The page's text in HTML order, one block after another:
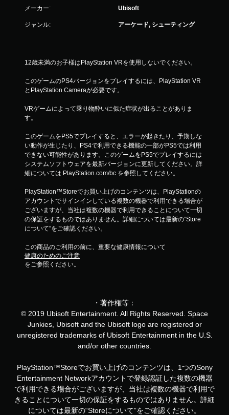
メーカー: Ubisoft
ジャンル: アーケード, シューティング
12歳未満のお子様はPlayStation VRを使用しないでください。
このゲームのPS4バージョンをプレイするには、PlayStation VR
とPlayStation Cameraが必要です。
VRゲームによって乗り物酔いに似た症状が出ることがありま
す。
このゲームをPS5でプレイすると、エラーが起きたり、予期しな
い動作が生じたり、PS4で利用できる機能の一部がPS5では利用
できない可能性があります。このゲームをPS5でプレイするには
システムソフトウェアを最新バージョンに更新してください。詳
細については PlayStation.com/bc を参照してください。
PlayStation™Storeでお買い上げのコンテンツは、PlayStationの
アカウントでサインインしている複数の機器で利用できる場合が
ございますが、当社は複数の機器で利用できることについて一切
の保証をするものではありません。詳細については最新の“Store
について”をご確認ください。
この商品のご利用の前に、重要な健康情報について
健康のためのご注意
をご参照ください。
・著作権等：
© 2019 Ubisoft Entertainment. All Rights Reserved. Space
Junkies, Ubisoft and the Ubisoft logo are registered or
unregistered trademarks of Ubisoft Entertainment in the U.S.
and/or other countries.
PlayStation™Storeでお買い上げのコンテンツは、1つのSony
Entertainment Networkアカウントで登録認証した複数の機器
で利用できる場合がございますが、当社は複数の機器で利用で
きることについて一切の保証をするものではありません。詳細
については最新の“Storeについて”をご確認ください。